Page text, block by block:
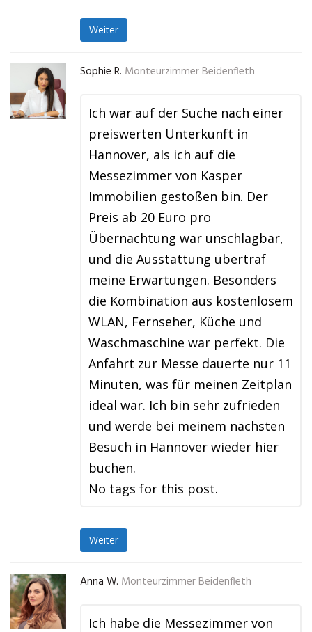
Weiter
Sophie R. Monteurzimmer Beidenfleth
Ich war auf der Suche nach einer
preiswerten Unterkunft in
Hannover, als ich auf die
Messezimmer von Kasper
Immobilien gestoßen bin. Der
Preis ab 20 Euro pro
Übernachtung war unschlagbar,
und die Ausstattung übertraf
meine Erwartungen. Besonders
die Kombination aus kostenlosem
WLAN, Fernseher, Küche und
Waschmaschine war perfekt. Die
Anfahrt zur Messe dauerte nur 11
Minuten, was für meinen Zeitplan
ideal war. Ich bin sehr zufrieden
und werde bei meinem nächsten
Besuch in Hannover wieder hier
buchen.
No tags for this post.
Weiter
Anna W. Monteurzimmer Beidenfleth
Ich habe die Messezimmer von